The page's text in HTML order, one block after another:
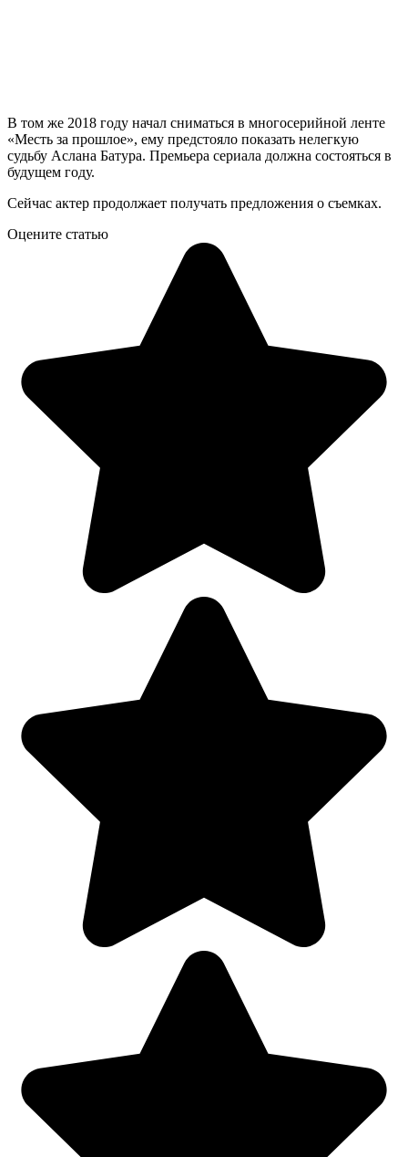
В том же 2018 году начал сниматься в многосерийной ленте
«Месть за прошлое», ему предстояло показать нелегкую
судьбу Аслана Батура. Премьера сериала должна состояться в
будущем году.
Сейчас актер продолжает получать предложения о съемках.
Оцените статью